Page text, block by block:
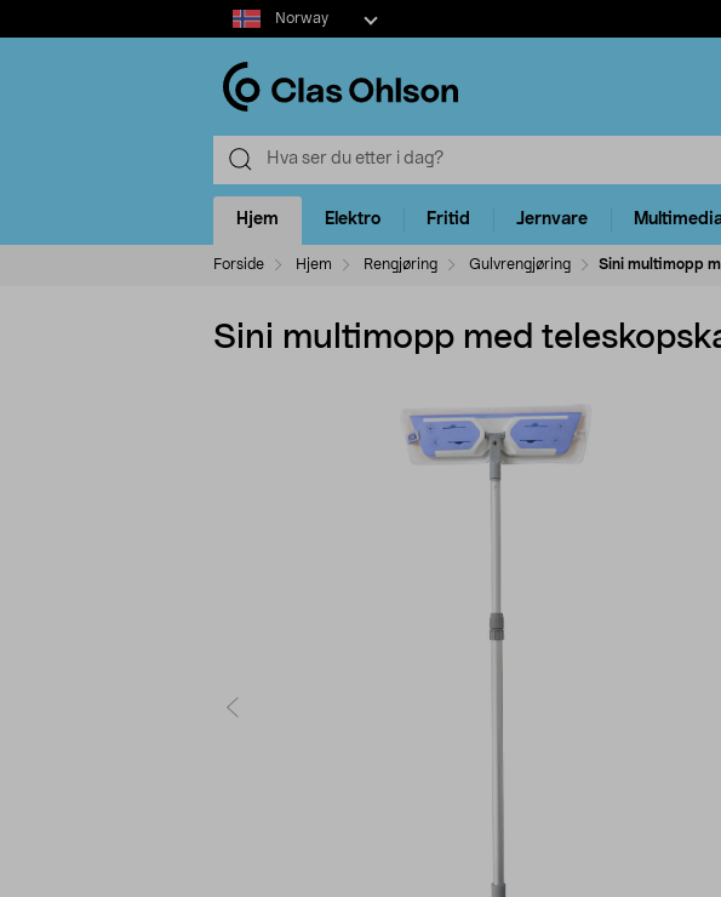
Select
market
Norway
Hjem Elektro Fritid Jernvare
Forside Hjem Rengjøring Gulvrengjøring Sini multimopp
Sini multimopp med